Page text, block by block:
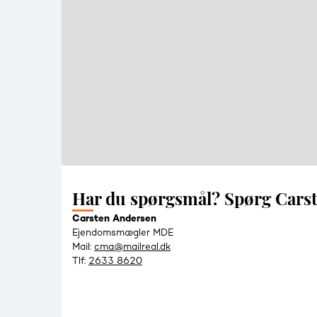
Har du spørgsmål? Spørg
Carsten Andersen
Ejendomsmægler MDE
Mail: cma@mailreal.dk
Tlf: 2633 8620